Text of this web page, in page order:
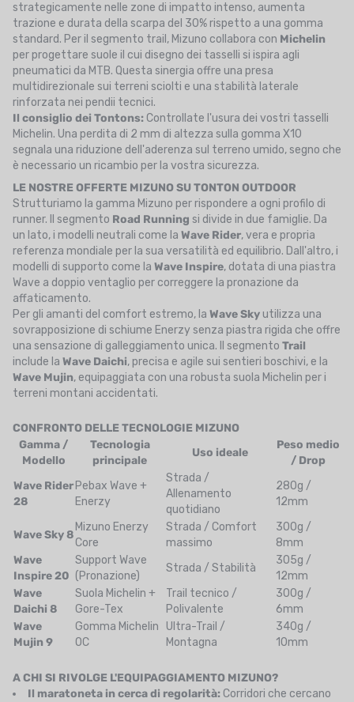
strategicamente nelle zone di impatto intenso, aumenta
trazione e durata della scarpa del 30% rispetto a una gomma
standard. Per il segmento trail, Mizuno collabora con Michelin
per progettare suole il cui disegno dei tasselli si ispira agli
pneumatici da MTB. Questa sinergia offre una presa
multidirezionale sui terreni sciolti e una stabilità laterale
rinforzata nei pendii tecnici.
Il consiglio dei Tontons: Controllate l'usura dei vostri tasselli
Michelin. Una perdita di 2 mm di altezza sulla gomma X10
segnala una riduzione dell'aderenza sul terreno umido, segno che
è necessario un ricambio per la vostra sicurezza.
LE NOSTRE OFFERTE MIZUNO SU TONTON OUTDOOR
Strutturiamo la gamma Mizuno per rispondere a ogni profilo di
runner. Il segmento Road Running si divide in due famiglie. Da
un lato, i modelli neutrali come la Wave Rider, vera e propria
referenza mondiale per la sua versatilità ed equilibrio. Dall'altro, i
modelli di supporto come la Wave Inspire, dotata di una piastra
Wave a doppio ventaglio per correggere la pronazione da
affaticamento.
Per gli amanti del comfort estremo, la Wave Sky utilizza una
sovrapposizione di schiume Enerzy senza piastra rigida che offre
una sensazione di galleggiamento unica. Il segmento Trail
include la Wave Daichi, precisa e agile sui sentieri boschivi, e la
Wave Mujin, equipaggiata con una robusta suola Michelin per i
terreni montani accidentati.
CONFRONTO DELLE TECNOLOGIE MIZUNO
Gamma /
Modello
Tecnologia
principale
Uso ideale
Peso medio
/ Drop
Wave Rider
28
Pebax Wave +
Enerzy
Strada /
Allenamento
quotidiano
280g /
12mm
Wave Sky 8
Mizuno Enerzy
Core
Strada / Comfort
massimo
300g /
8mm
Wave
Inspire 20
Support Wave
(Pronazione)
Strada / Stabilità
305g /
12mm
Wave
Daichi 8
Suola Michelin +
Gore-Tex
Trail tecnico /
Polivalente
300g /
6mm
Wave
Mujin 9
Gomma Michelin
OC
Ultra-Trail /
Montagna
340g /
10mm
A CHI SI RIVOLGE L'EQUIPAGGIAMENTO MIZUNO?
Il maratoneta in cerca di regolarità: Corridori che cercano